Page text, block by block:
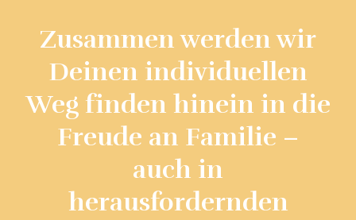
Zusammen werden wir
Deinen individuellen
Weg finden hinein in die
Freude an Familie –
auch in
herausfordernden